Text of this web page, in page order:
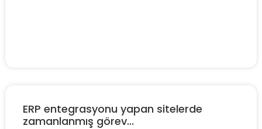
ERP entegrasyonu yapan sitelerde
zamanlanmış görev...